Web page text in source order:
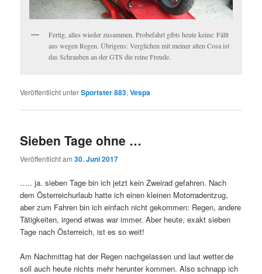
Fertig, alles wieder zusammen. Probefahrt gibts heute keine: Fällt
aus wegen Regen. Übrigens: Verglichen mit meiner alten Cosa ist
das Schrauben an der GTS die reine Freude.
Veröffentlicht unterSportster 883,Vespa
Sieben Tage ohne …
Veröffentlicht am30. Juni 2017
….. ja. sieben Tage bin ich jetzt kein Zweirad gefahren. Nach
dem Österreichurlaub hatte ich einen kleinen Motorradentzug,
aber zum Fahren bin ich einfach nicht gekommen: Regen, andere
Tätigkeiten, irgend etwas war immer. Aber heute, exakt sieben
Tage nach Österreich, ist es so weit!
Am Nachmittag hat der Regen nachgelassen und laut wetter.de
soll auch heute nichts mehr herunter kommen. Also schnapp ich